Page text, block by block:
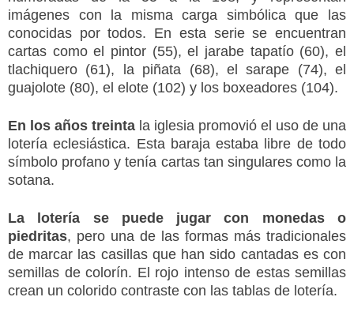
imágenes con la misma carga simbólica que las
conocidas por todos. En esta serie se encuentran
cartas como el pintor (55), el jarabe tapatío (60), el
tlachiquero (61), la piñata (68), el sarape (74), el
guajolote (80), el elote (102) y los boxeadores (104).
En los años treinta la iglesia promovió el uso de una
lotería eclesiástica. Esta baraja estaba libre de todo
símbolo profano y tenía cartas tan singulares como la
sotana.
La lotería se puede jugar con monedas o
piedritas, pero una de las formas más tradicionales
de marcar las casillas que han sido cantadas es con
semillas de colorín. El rojo intenso de estas semillas
crean un colorido contraste con las tablas de lotería.